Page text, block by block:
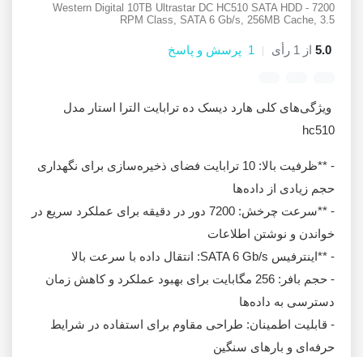
Western Digital 10TB Ultrastar DC HC510 SATA HDD - 7200
RPM Class, SATA 6 Gb/s, 256MB Cache, 3.5
5.0 از 1 رأی 1 پرسش و پاسخ
ویژگی‌های کلی هارد دیسک ده ترابایت الترا استار مدل
hc510
- **ظرفیت بالا: 10 ترابایت فضای ذخیره‌سازی برای نگهداری
حجم زیادی از داده‌ها
- **سرعت چرخش: 7200 دور در دقیقه برای عملکرد سریع در
خواندن و نوشتن اطلاعات
- **اینترفیس SATA 6 Gb/s: انتقال داده با سرعت بالا
- حجم بافر: 256 مگابایت برای بهبود عملکرد و کاهش زمان
دسترسی به داده‌ها
- قابلیت اطمینان: طراحی مقاوم برای استفاده در شرایط
حرفه‌ای و بارهای سنگین